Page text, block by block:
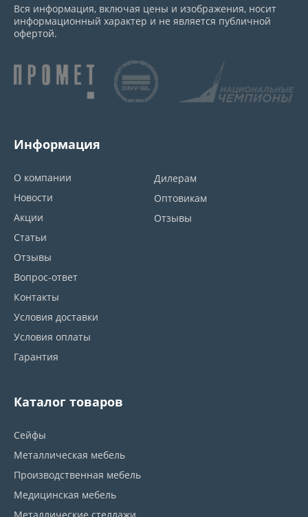
Вся информация, включая цены и изображения, носит
информационный характер и не является публичной
офертой.
Информация
О компании
Новости
Акции
Статьи
Отзывы
Вопрос-ответ
Контакты
Условия доставки
Условия оплаты
Гарантия
Дилерам
Оптовикам
Отзывы
Каталог товаров
Сейфы
Металлическая мебель
Производственная мебель
Медицинская мебель